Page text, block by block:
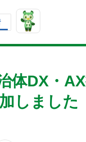
体DX・
しました